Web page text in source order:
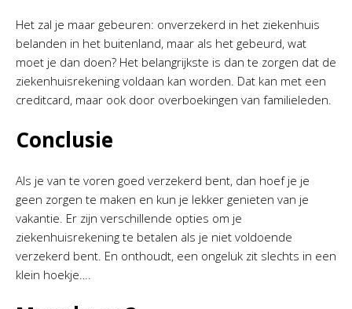
Het zal je maar gebeuren: onverzekerd in het ziekenhuis
belanden in het buitenland, maar als het gebeurd, wat
moet je dan doen? Het belangrijkste is dan te zorgen dat de
ziekenhuisrekening voldaan kan worden. Dat kan met een
creditcard, maar ook door overboekingen van familieleden.
Conclusie
Als je van te voren goed verzekerd bent, dan hoef je je
geen zorgen te maken en kun je lekker genieten van je
vakantie. Er zijn verschillende opties om je
ziekenhuisrekening te betalen als je niet voldoende
verzekerd bent. En onthoudt, een ongeluk zit slechts in een
klein hoekje….